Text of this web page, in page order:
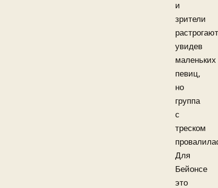
и
зрители
увидев
маленьких
певиц,
но
группа
с
треском
Для
Бейонсе
это